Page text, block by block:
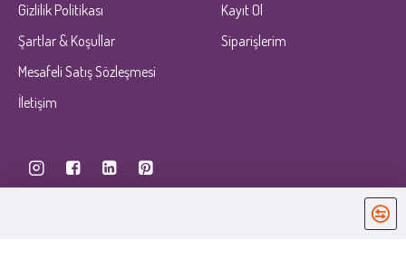
Gizlilik Politikası
Şartlar & Koşullar
Mesafeli Satış Sözleşmesi
İletişim
Kayıt Ol
Siparişlerim